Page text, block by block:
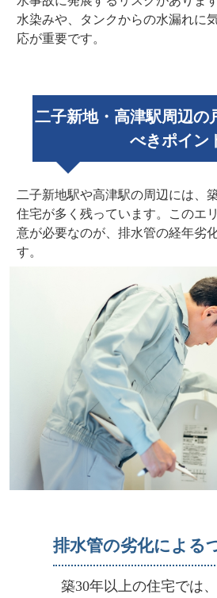
水染みや、タンクからの水漏れに
応が重要です。
二子新地・高津駅周辺の
べきポイン
二子新地駅や高津駅の周辺には、
住宅が多く残っています。このエ
意が必要なのが、排水管の経年劣
す。
排水管の劣化による
築30年以上の住宅では